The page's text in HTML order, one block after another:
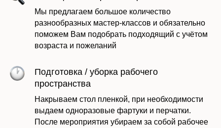
Мы предлагаем большое количество
разнообразных мастер-классов и обязательно
поможем Вам подобрать подходящий с учётом
возраста и пожеланий
Подготовка / уборка рабочего
пространства
Накрываем стол пленкой, при необходимости
выдаем одноразовые фартуки и перчатки.
После мероприятия убираем за собой рабочее